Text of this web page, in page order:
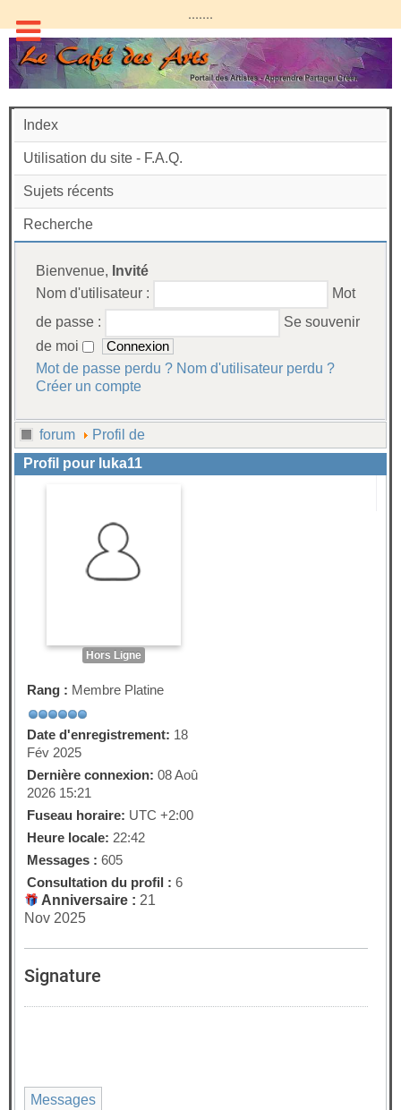
.......
Index
Utilisation du site - F.A.Q.
Sujets récents
Recherche
Bienvenue, Invité
Nom d'utilisateur :
Mot
de passe :
Se souvenir
de moi
Mot de passe perdu ? Nom d'utilisateur perdu ?
Créer un compte
forum
Profil de
Profil pour luka11
Hors Ligne
Rang : Membre Platine
Date d'enregistrement: 18
Fév 2025
Dernière connexion: 08 Aoû
2026 15:21
Fuseau horaire: UTC +2:00
Heure locale: 22:42
Messages : 605
Consultation du profil : 6
Anniversaire : 21
Nov 2025
Signature
Messages